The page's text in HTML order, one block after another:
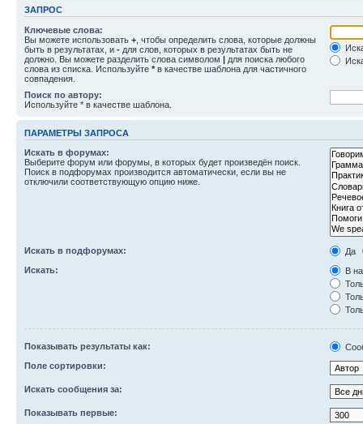
ЗАПРОС
Ключевые слова:
Вы можете использовать + , чтобы определить слова, которые должны
быть в результатах, и - для слов, которых в результатах быть не
должно. Вы можете разделить слова символом | для поиска любого
слова из списка. Используйте * в качестве шаблона для частичного
совпадения.
Поиск по автору:
Используйте * в качестве шаблона.
ПАРАМЕТРЫ ЗАПРОСА
Искать в форумах:
Выберите форум или форумы, в которых будет произведён поиск.
Поиск в подфорумах производится автоматически, если вы не
отключили соответствующую опцию ниже.
Искать в подфорумах:
Да
Искать:
В
Показывать результаты как:
Поле сортировки:
Искать сообщения за:
Показывать первые: